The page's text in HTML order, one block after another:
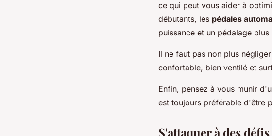
ce qui peut vous aider à
débutants, les pédales
puissance et un pédalage
Il ne faut pas non plus
confortable, bien ventilé et
Enfin, pensez à vous munir
est toujours préférable d'être
S'attaquer à des